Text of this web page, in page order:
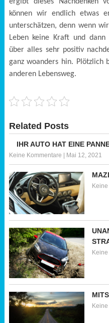
können wir endlich etwas
unterschätzen, denn wenn
Leben keine Kraft und
über alles sehr positiv
ganz woanders hin. Plötzlich
anderen Lebensweg.
Related Posts
IHR AUTO HAT EINE
Keine Kommentare | Mai 12, 2021